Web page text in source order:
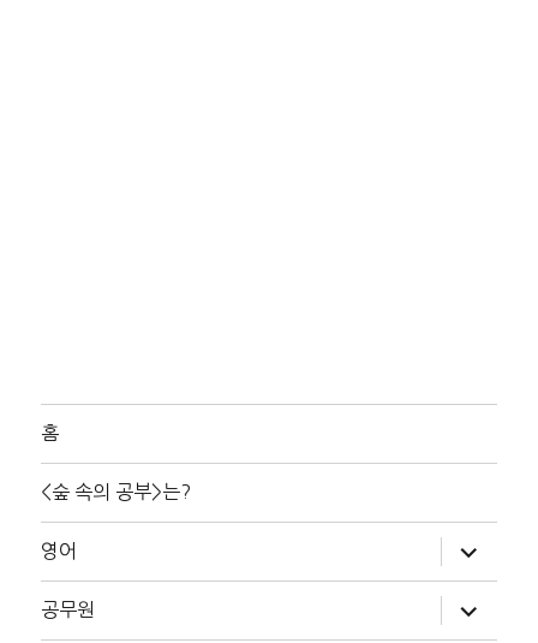
홈
<숲 속의 공부>는?
영어
위
메
확
공무원
위